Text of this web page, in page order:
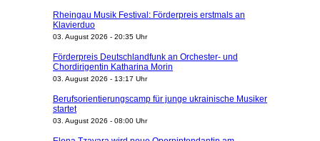
Rheingau Musik Festival: Förderpreis erstmals an
Klavierduo
03. August 2026 - 20:35 Uhr
Förderpreis Deutschlandfunk an Orchester- und
Chordirigentin Katharina Morin
03. August 2026 - 13:17 Uhr
Berufsorientierungscamp für junge ukrainische Musiker
startet
03. August 2026 - 08:00 Uhr